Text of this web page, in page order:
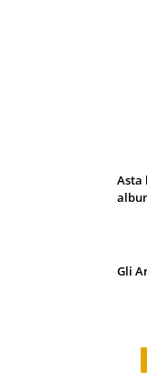
Asta
Gli